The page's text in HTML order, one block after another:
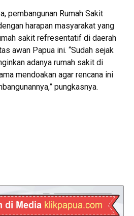
pembangunan Rumah Sakit
harapan masyarakat yang
sakit refresentatif di daerah
awan Papua ini. “Sudah sejak
adanya rumah sakit di
mendoakan agar rencana ini
pungkasnya.